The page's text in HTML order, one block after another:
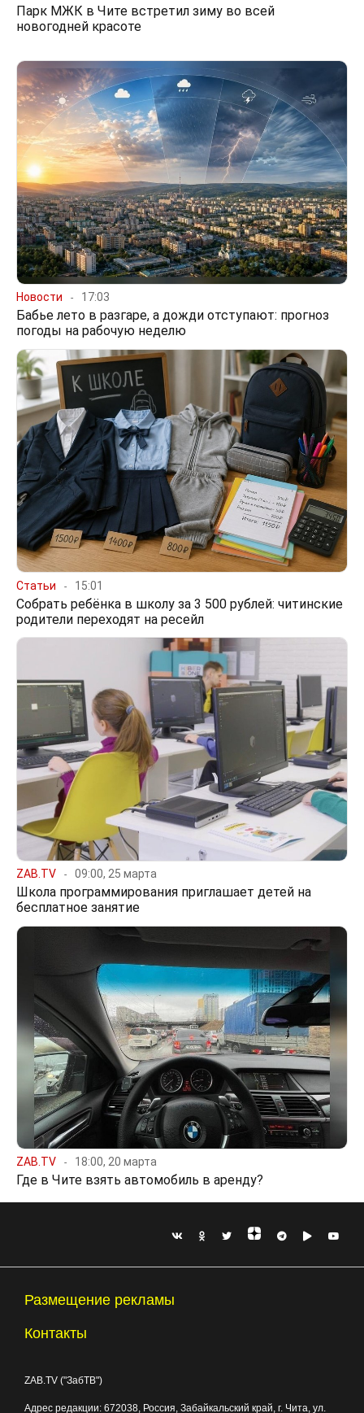
Парк МЖК в Чите встретил зиму во всей
новогодней красоте
Новости 17:03
Бабье лето в разгаре, а дожди отступают: прогноз
погоды на рабочую неделю
Статьи 15:01
Собрать ребёнка в школу за 3 500 рублей: читинские
родители переходят на ресейл
ZAB.TV 09:00, 25 марта
Школа программирования приглашает детей на
бесплатное занятие
ZAB.TV 18:00, 20 марта
Где в Чите взять автомобиль в аренду?
Размещение рекламы
Контакты
ZAB.TV ("ЗабТВ")
Адрес редакции: 672038, Россия, Забайкальский край, г. Чита, ул.